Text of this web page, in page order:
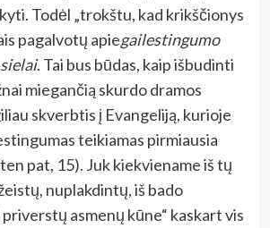
Todėl „trokštu, kad krikščionys
pagalvotų apiegailestingumo
. Tai bus būdas, kaip išbudinti
miegančią skurdo dramos
skverbtis į Evangeliją, kurioje
teikiamas pirmiausia
pat, 15). Juk kiekviename iš tų
nuplakdintų, iš bado
asmenų kūne“ kaskart vis